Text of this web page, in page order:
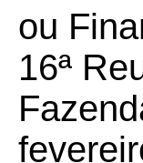
ou
16ª